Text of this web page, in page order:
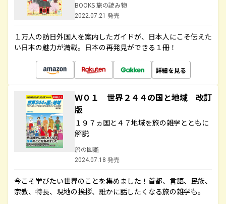
BOOKS 旅の読み物
2022.07.21 発売
１万人の訪日外国人を案内したガイドが、日本人にこそ伝えた
い日本の魅力が満載。日本の再発見ができる１冊！
詳細を見る
Ｗ０１ 世界２４４の国と地域 改訂
版
１９７ヵ国と４７地域を旅の雑学とともに
解説
旅の図鑑
2024.07.18 発売
今こそ学びたい世界のことを集めました！首都、言語、民族、
宗教、特長、現地の挨拶、誰かに話したくなる旅の雑学も。